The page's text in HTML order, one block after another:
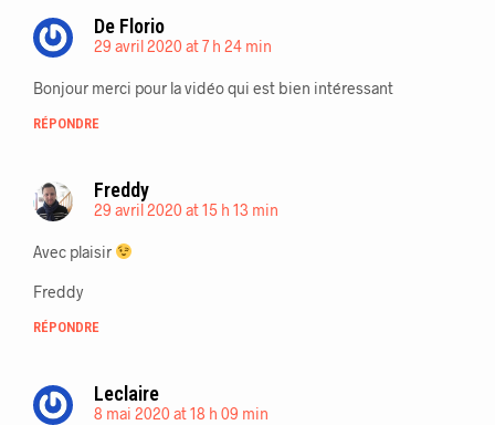
De Florio
29 avril 2020 at 7 h 24 min
Bonjour merci pour la vidéo qui est bien intéressant
RÉPONDRE
Freddy
29 avril 2020 at 15 h 13 min
Avec plaisir
Freddy
RÉPONDRE
Leclaire
8 mai 2020 at 18 h 09 min